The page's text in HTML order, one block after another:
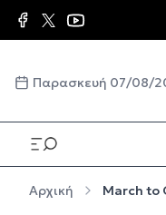
Παράκαμψη προς το
Παρασκευή 07/08/
Αρχική March to